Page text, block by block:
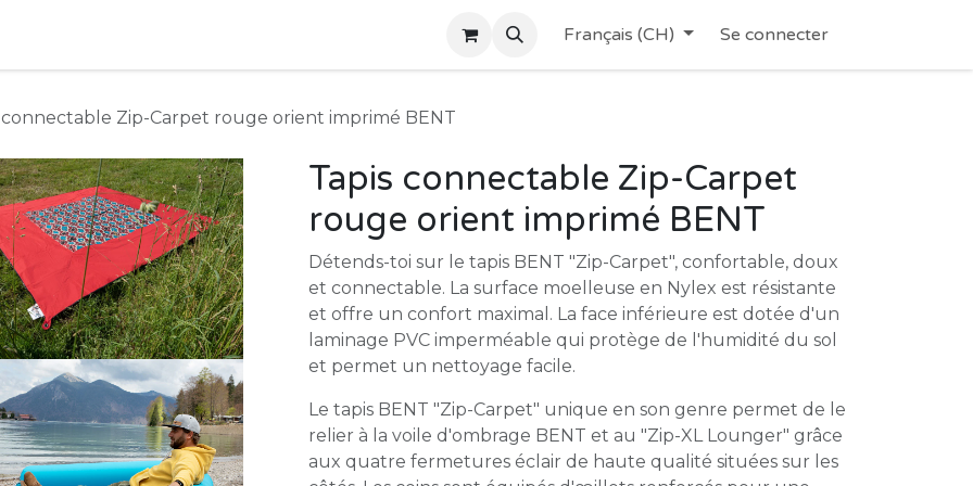
Français (CH) Se connecter
connectable Zip-Carpet rouge orient imprimé BENT
Tapis connectable Zip-Carpet
rouge orient imprimé BENT
Détends-toi sur le tapis BENT "Zip-Carpet", confortable, doux
et connectable. La surface moelleuse en Nylex est résistante
et offre un confort maximal. La face inférieure est dotée d'un
laminage PVC imperméable qui protège de l'humidité du sol
et permet un nettoyage facile.
Le tapis BENT "Zip-Carpet" unique en son genre permet de le
relier à la voile d'ombrage BENT et au "Zip-XL Lounger" grâce
aux quatre fermetures éclair de haute qualité situées sur les